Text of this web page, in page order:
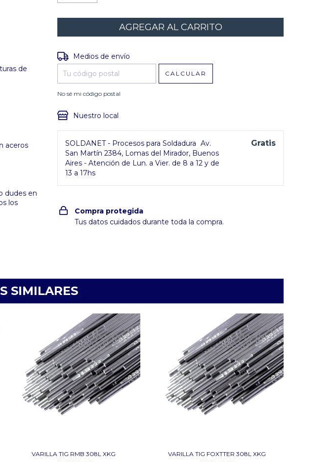
de
aceros
dudes en
los
Entregas para el CP:
Medios de envío
CALCULAR
No sé mi código postal
Nuestro local
SOLDANET - Procesos para Soldadura Av.
San Martín 2384, Lomas del Mirador, Buenos
Aires - Atención de Lun. a Vier. de 8 a 12 y de
13 a 17hs
Gratis
Compra protegida
Tus datos cuidados durante toda la compra.
SIMILARES
VARILLA TIG RMB 308L XKG VARILLA TIG FOXTTER 308L XKG